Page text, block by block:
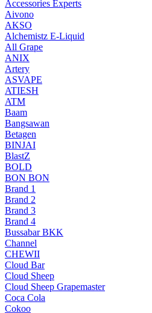
Accessories Experts
Aivono
AKSO
Alchemistz E-Liquid
All Grape
ANIX
Artery
ASVAPE
ATIESH
ATM
Baam
Bangsawan
Betagen
BINJAI
BlastZ
BOLD
BON BON
Brand 1
Brand 2
Brand 3
Brand 4
Bussabar BKK
Channel
CHEWII
Cloud Bar
Cloud Sheep
Cloud Sheep Grapemaster
Coca Cola
Cokoo